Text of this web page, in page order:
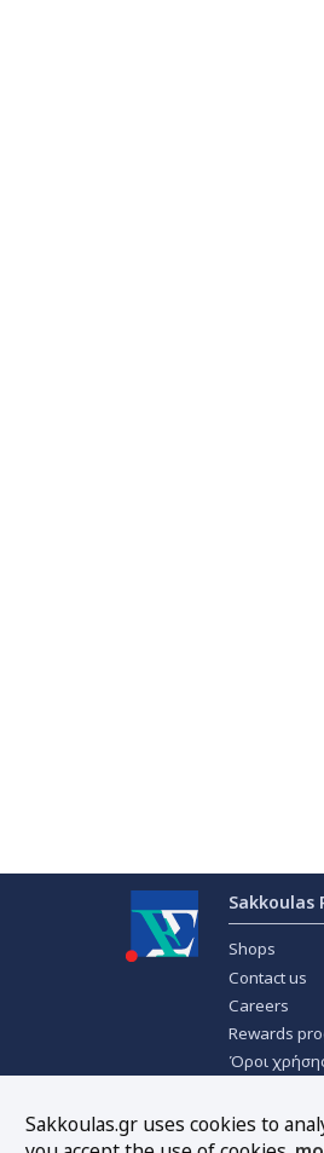
Sakkoulas
Shops
Contact us
Careers
Rewards
Όροι
About
Sakkoulas.gr uses cookies to